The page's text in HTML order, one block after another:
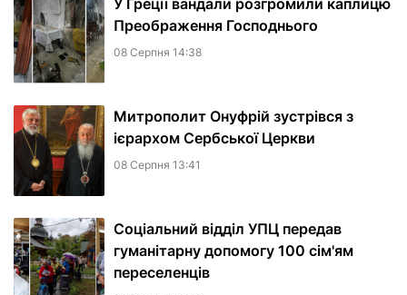
У Греції вандали розгромили каплицю
Преображення Господнього
08 Серпня 14:38
Митрополит Онуфрій зустрівся з
ієрархом Сербської Церкви
08 Серпня 13:41
Соціальний відділ УПЦ передав
гуманітарну допомогу 100 сім'ям
переселенців